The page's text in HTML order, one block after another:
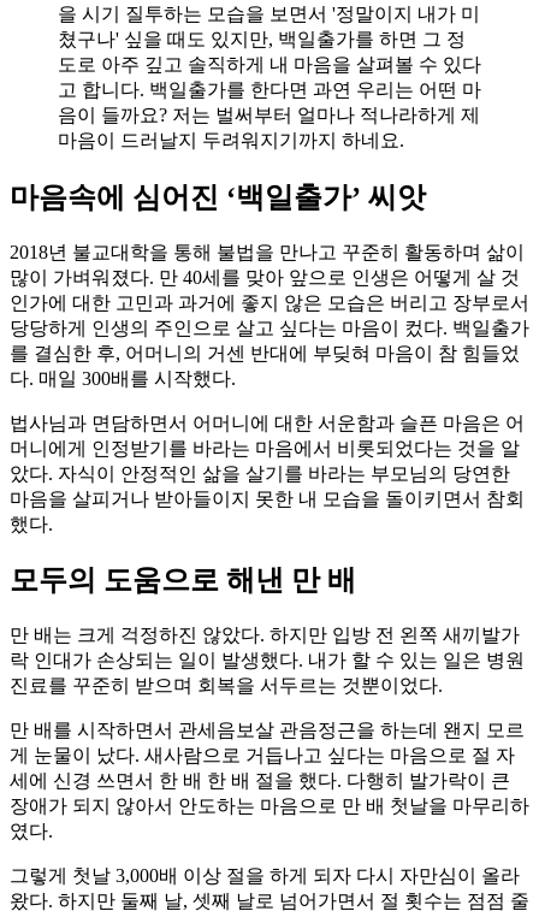
을 시기 질투하는 모습을 보면서 '정말이지 내가 미
쳤구나' 싶을 때도 있지만, 백일출가를 하면 그 정
도로 아주 깊고 솔직하게 내 마음을 살펴볼 수 있다
고 합니다. 백일출가를 한다면 과연 우리는 어떤 마
음이 들까요? 저는 벌써부터 얼마나 적나라하게 제
마음이 드러날지 두려워지기까지 하네요.
마음속에 심어진 ‘백일출가’ 씨앗
2018년 불교대학을 통해 불법을 만나고 꾸준히 활동하며 삶이
많이 가벼워졌다. 만 40세를 맞아 앞으로 인생은 어떻게 살 것
인가에 대한 고민과 과거에 좋지 않은 모습은 버리고 장부로서
당당하게 인생의 주인으로 살고 싶다는 마음이 컸다. 백일출가
를 결심한 후, 어머니의 거센 반대에 부딪혀 마음이 참 힘들었
다. 매일 300배를 시작했다.
법사님과 면담하면서 어머니에 대한 서운함과 슬픈 마음은 어
머니에게 인정받기를 바라는 마음에서 비롯되었다는 것을 알
았다. 자식이 안정적인 삶을 살기를 바라는 부모님의 당연한
마음을 살피거나 받아들이지 못한 내 모습을 돌이키면서 참회
했다.
모두의 도움으로 해낸 만 배
만 배는 크게 걱정하진 않았다. 하지만 입방 전 왼쪽 새끼발가
락 인대가 손상되는 일이 발생했다. 내가 할 수 있는 일은 병원
진료를 꾸준히 받으며 회복을 서두르는 것뿐이었다.
만 배를 시작하면서 관세음보살 관음정근을 하는데 왠지 모르
게 눈물이 났다. 새사람으로 거듭나고 싶다는 마음으로 절 자
세에 신경 쓰면서 한 배 한 배 절을 했다. 다행히 발가락이 큰
장애가 되지 않아서 안도하는 마음으로 만 배 첫날을 마무리하
였다.
그렇게 첫날 3,000배 이상 절을 하게 되자 다시 자만심이 올라
왔다. 하지만 둘째 날, 셋째 날로 넘어가면서 절 횟수는 점점 줄